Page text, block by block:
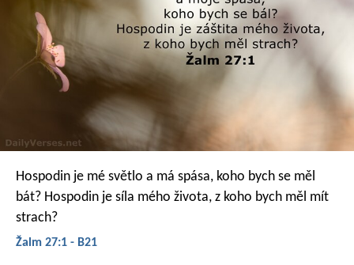
Hospodin je mé světlo a má spása, koho bych se měl
bát? Hospodin je síla mého života, z koho bych měl mít
strach?
Žalm 27:1 - B21